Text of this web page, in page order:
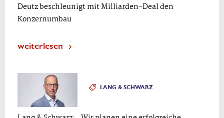
Deutz beschleunigt mit Milliarden-Deal den
Konzernumbau
weiterlesen
LANG & SCHWARZ